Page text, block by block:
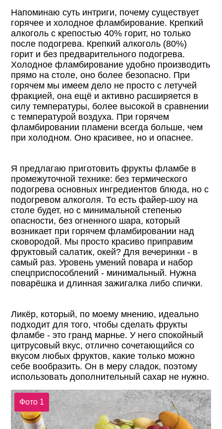
Напоминаю суть интриги, почему существует
горячее и холодное фламбирование. Крепкий
алкоголь с крепостью 40% горит, но только
после подогрева. Крепкий алкоголь (80%)
горит и без предварительного подогрева.
Холодное фламбирование удобно производить
прямо на столе, оно более безопасно. При
горячем мы имеем дело не просто с летучей
фракцией, она ещё и активно расширяется в
силу температуры, более высокой в сравнении
с температурой воздуха. При горячем
фламбировании пламени всегда больше, чем
при холодном. Оно красивее, но и опаснее.
Я предлагаю приготовить фрукты фламбе в
промежуточной технике: без термического
подогрева основных ингредиентов блюда, но с
подогревом алкоголя. То есть файер-шоу на
столе будет, но с минимальной степенью
опасности, без огненного шара, который
возникает при горячем фламбировании над
сковородой. Мы просто красиво приправим
фруктовый салатик, окей? Для вечеринки - в
самый раз. Уровень умений повара и набор
спецприспособлений - минимальный. Нужна
поварёшка и длинная зажигалка либо спички.
Ликёр, который, по моему мнению, идеально
подходит для того, чтобы сделать фрукты
фламбе - это гранд марнье. У него спокойный
цитрусовый вкус, отлично сочетающийся со
вкусом любых фруктов, какие только можно
себе вообразить. Он в меру сладок, поэтому
использовать дополнительный сахар не нужно.
Фото 1